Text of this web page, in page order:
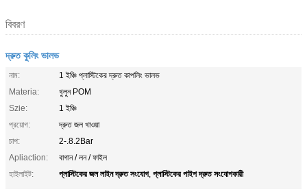
বিবরণ
দ্রুত কুলিং ভালভ
নাম:
1 ইঞ্চি প্লাস্টিকের দ্রুত কাপলিং ভালভ
Materia:
খুলুন POM
Szie:
1 ইঞ্চি
প্রয়োগ:
দ্রুত জল খাওয়া
চাপ:
2-.8.2Bar
Apliaction:
বাগান / লন / ফাইল
হাইলাইট:
প্লাস্টিকের জল লাইন দ্রুত সংযোগ, প্লাস্টিকের পাইপ দ্রুত সংযোগকারী